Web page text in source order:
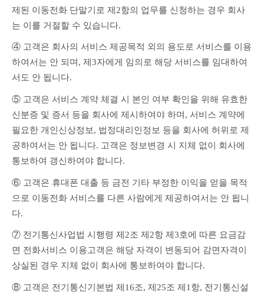
제된 이동전화 단말기로 제2항의 업무를 신청하는 경우 회사
는 이를 거절할 수 있습니다.
④ 고객은 회사의 서비스 제공목적 외의 용도로 서비스를 이용
하여서는 안 되며, 제3자에게 임의로 해당 서비스를 임대하여
서도 안 됩니다.
⑤ 고객은 서비스 계약 체결 시 본인 여부 확인을 위해 유효한
신분증 및 증서 등을 회사에 제시하여야 하며, 서비스 계약에
필요한 개인신상정보, 법정대리인정보 등을 회사에 허위로 제
공하여서는 안 됩니다. 고객은 정보변경 시 지체 없이 회사에
통보하여 갱신하여야 합니다.
⑥ 고객은 휴대폰 대출 등 금전 기타 부정한 이익을 얻을 목적
으로 이동전화 서비스를 다른 사람에게 제공하여서는 안 됩니
다.
⑦ 전기통신사업법 시행령 제2조 제2항 제3호에 따른 요금감
면 전화서비스 이용고객은 해당 자격이 변동되어 감면자격이
상실된 경우 지체 없이 회사에 통보하여야 합니다.
⑧ 고객은 전기통신기본법 제16조, 제25조 제1항, 전기통신설